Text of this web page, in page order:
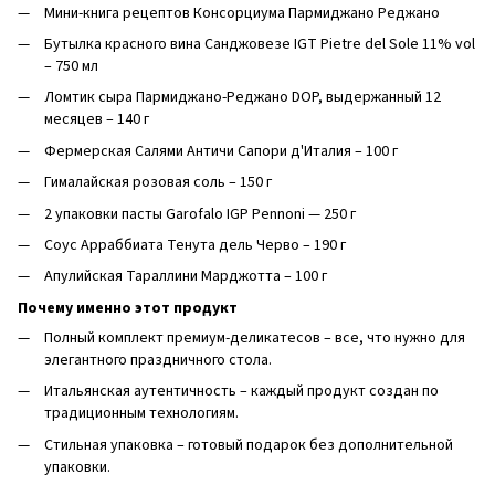
Мини-книга рецептов Консорциума Пармиджано Реджано
Бутылка красного вина Санджовезе IGT Pietre del Sole 11% vol
– 750 мл
Ломтик сыра Пармиджано-Реджано DOP, выдержанный 12
месяцев – 140 г
Фермерская Салями Античи Сапори д'Италия – 100 г
Гималайская розовая соль – 150 г
2 упаковки пасты Garofalo IGP Pennoni — 250 г
Соус Арраббиата Тенута дель Черво – 190 г
Апулийская Тараллини Марджотта – 100 г
Почему именно этот продукт
Полный комплект премиум-деликатесов – все, что нужно для
элегантного праздничного стола.
Итальянская аутентичность – каждый продукт создан по
традиционным технологиям.
Стильная упаковка – готовый подарок без дополнительной
упаковки.